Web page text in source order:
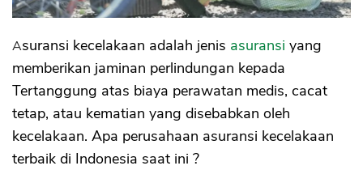
7. Sequis LifeÂ
b. Accident Rider - Short
c. Sequis Accident Death & Disablement
Rider
d. Financial Personal Accident Income Plan
8. Asuransi Jasa Raharja
a. Kecelakaan Lalu Lintas JalanÂ
b. Kecelakaan Penumpang
Asuransi kecelakaan adalah jenis asuransi yang
memberikan jaminan perlindungan kepada
Tertanggung atas biaya perawatan medis, cacat
tetap, atau kematian yang disebabkan oleh
kecelakaan. Apa perusahaan asuransi kecelakaan
terbaik di Indonesia saat ini ?